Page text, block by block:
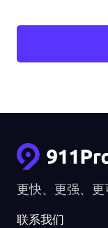
更快、更强、更
联系我们